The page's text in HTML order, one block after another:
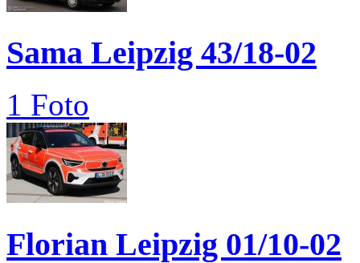
Sama Leipzig 43/18-02
1 Foto
Florian Leipzig 01/10-02